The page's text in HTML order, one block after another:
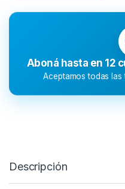
Aboná hasta en 12
Aceptamos todas
Descripción